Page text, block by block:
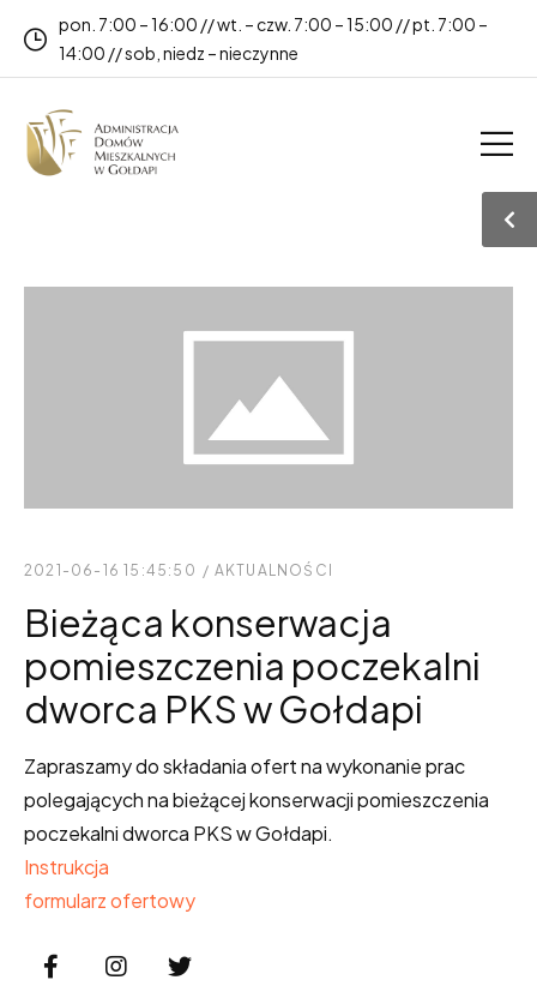
pon. 7:00 – 16:00 // wt. – czw. 7:00 – 15:00 // pt. 7:00 –
14:00 // sob, niedz – nieczynne
2021-06-16 15:45:50 / AKTUALNOŚCI
Bieżąca konserwacja
pomieszczenia poczekalni
dworca PKS w Gołdapi
Zapraszamy do składania ofert na wykonanie prac
polegających na bieżącej konserwacji pomieszczenia
poczekalni dworca PKS w Gołdapi.
Instrukcja
formularz ofertowy